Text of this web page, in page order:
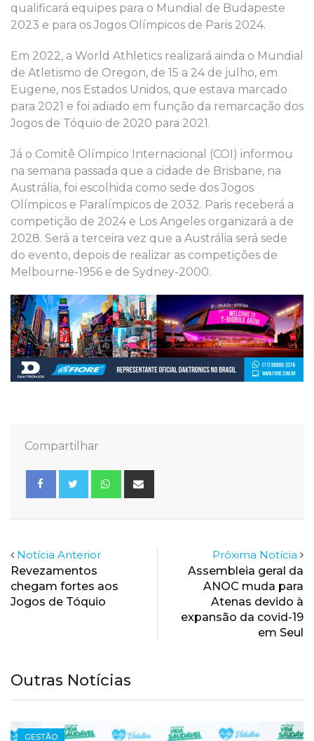
qualificará equipes para o Mundial de Budapeste
2023 e para os Jogos Olímpicos de Paris 2024.
Em 2022, a World Athletics realizará ainda o Mundial
de Atletismo de Oregon, de 15 a 24 de julho, em
Eugene, nos Estados Unidos, que estava marcado
para 2021 e foi adiado em função da remarcação dos
Jogos de Tóquio de 2020 para 2021.
Já o Comitê Olímpico Internacional (COI) informou
na semana passada que a cidade de Brisbane, na
Austrália, foi escolhida como sede dos Jogos
Olímpicos e Paralímpicos de 2032. Paris receberá a
competição de 2024 e Los Angeles organizará a de
2028. Será a terceira vez que a Austrália será sede
do evento, depois de realizar as competições de
Melbourne-1956 e de Sydney-2000.
Compartilhar
Whatsapp
Notícia Anterior
Revezamentos
chegam fortes aos
Jogos de Tóquio
Próxima Notícia
Assembleia geral da
ANOC muda para
Atenas devido à
expansão da covid-19
em Seul
Outras Notícias
NOTÍCIAS